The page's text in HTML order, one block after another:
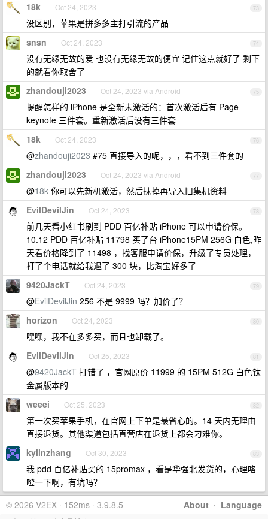
73
18k Oct 24, 2023
没区别，苹果是拼多多主打引流的产品
74
snsn Oct 24, 2023
没有无缘无故的爱 也没有无缘无故的便宜 记住这点就好了 剩下
的就看你取舍了
75
zhandouji2023 Oct 24, 2023 via Android
提醒怎样的 iPhone 是全新未激活的：首次激活后有 Page
keynote 三件套。重新激活后没有三件套
76
18k Oct 24, 2023
@zhandouji2023 #75 直接导入的呢，，，看不到三件套的
77
zhandouji2023 Oct 24, 2023 via Android
@18k 你可以先新机激活，然后抹掉再导入旧集机资料
78
EvilDevilJin Oct 24, 2023
前几天看小红书刷到 PDD 百亿补贴 iPhone 可以申请价保。
10.12 PDD 百亿补贴 11798 买了台 iPhone15PM 256G 白色,昨
天看价格降到了 11498 ，找客服申请价保，升级了专员处理，
打了个电话就给我退了 300 块，比淘宝好多了
79
9420JackT Oct 24, 2023
@EvilDevilJin 256 不是 9999 吗？加价了？
80
horizon Oct 24, 2023
嘿嘿，我不在多多买，而且也卸载了。
81
EvilDevilJin Oct 25, 2023
@9420JackT 打错了 ，官网原价 11999 的 15PM 512G 白色钛
金属版本的
82
weeei Oct 25, 2023
第一次买苹果手机，在官网上下单是最省心的。14 天内无理由
直接退货。其他渠道包括直营店在退货上都会刁难你。
83
kylinzhang Oct 30, 2023
我 pdd 百亿补贴买的 15promax ，看是华强北发货的，心理咯
噔一下啊，有坑吗？
About · Language
© 2026 V2EX · 152ms · 3.9.8.5